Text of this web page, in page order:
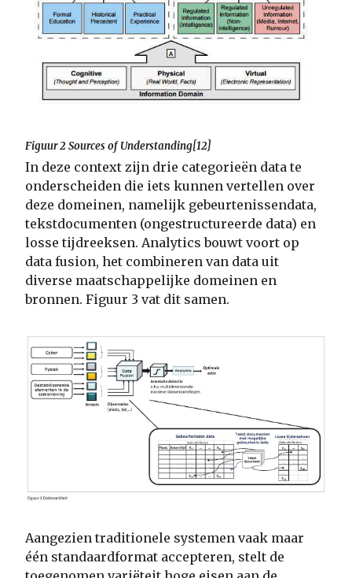
Figuur 2 Sources of Understanding[12]
In deze context zijn drie categorieën data te
onderscheiden die iets kunnen vertellen over
deze domeinen, namelijk gebeurtenissendata,
tekstdocumenten (ongestructureerde data) en
losse tijdreeksen. Analytics bouwt voort op
data fusion, het combineren van data uit
diverse maatschappelijke domeinen en
bronnen. Figuur 3 vat dit samen.
Aangezien traditionele systemen vaak maar
één standaardformat accepteren, stelt de